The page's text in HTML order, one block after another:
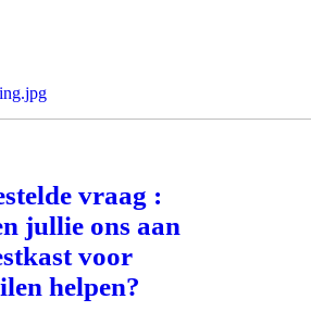
vraag :
jullie ons aan
voor
helpen?